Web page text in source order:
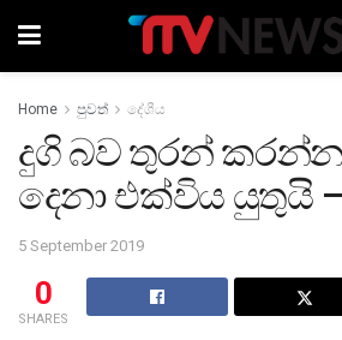
Home පුවත් දේශීය
දුගි බව තුරන්
දෙනා එක්විය යුතුයි
5 September 2019
0
SHARES